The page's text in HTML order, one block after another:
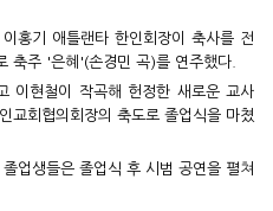
홍기 애틀랜타 한인회장이 축사를 전
축주 '은혜'(손경민 곡)를 연주했다.
이현철이 작곡해 헌정한 새로운 교사
교회협의회장의 축도로 졸업식을 마쳤
업생들은 졸업식 후 시범 공연을 펼쳐